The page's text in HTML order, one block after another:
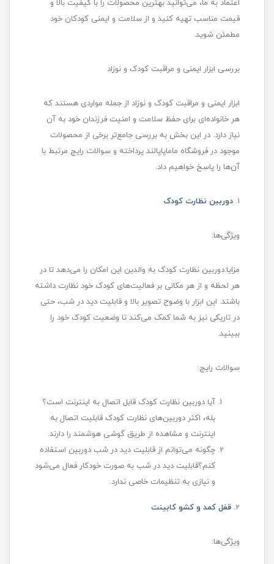
اعتماد به ما، می‌توانید بهترین محصولات را با کیفیت بالا و
قیمت مناسب تهیه کنید و از سلامت و ایمنی کودکان خود
مطمئن شوید.
بررسی ابزار ایمنی و مراقبت کودک و نوزاد
ابزار ایمنی و مراقبت کودک و نوزاد از جمله مواردی هستند که
هر خانواده‌ای برای حفظ سلامت و امنیت فرزندان خود به آن
نیاز دارد. در این بخش به بررسی جامع‌تر برخی از محصولات
موجود در فروشگاه ماماپاپالند پرداخته و سوالات رایج مرتبط با
آن‌ها را پاسخ خواهیم داد.
1. دوربین نظارت کودک
ویژگی‌ها:
مزایا:دوربین نظارت کودک به والدین این امکان را می‌دهد تا در
هر لحظه و از هر مکانی بر فعالیت‌های کودک خود نظارت داشته
باشند. این ابزار با وضوح تصویر بالا و قابلیت دید در شب، حتی
در تاریکی نیز به شما کمک می‌کند تا وضعیت کودک خود را
ببینید.
سوالات رایج:
آیا دوربین نظارت کودک قابل اتصال به اینترنت است؟
بله، اکثر دوربین‌های نظارت کودک قابلیت اتصال به
اینترنت و مشاهده از طریق گوشی هوشمند را دارند.
چگونه می‌توانم از قابلیت دید در شب دوربین استفاده
کنم؟قابلیت دید در شب به صورت خودکار فعال می‌شود
و نیازی به تنظیمات خاصی ندارد.
2. قفل کمد و کشو کابینت
ویژگی‌ها: